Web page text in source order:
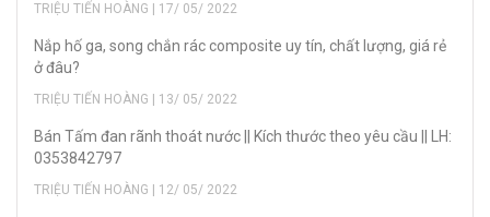
TRIỆU TIẾN HOÀNG | 17/ 05/ 2022
Nắp hố ga, song chắn rác composite uy tín, chất lượng, giá rẻ
ở đâu?
TRIỆU TIẾN HOÀNG | 13/ 05/ 2022
Bán Tấm đan rãnh thoát nước || Kích thước theo yêu cầu || LH:
0353842797
TRIỆU TIẾN HOÀNG | 12/ 05/ 2022